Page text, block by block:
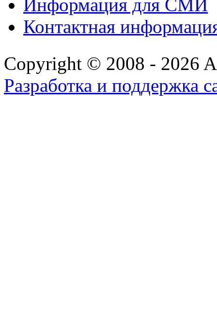
Информация для СМИ
Контактная
Copyright © 2008 - 2026
Разработка и поддержка